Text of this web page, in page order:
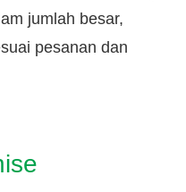
jumlah besar,
pesanan dan